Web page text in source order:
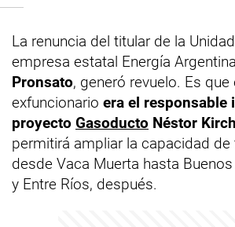
La renuncia del titular de la
empresa estatal Energía
Pronsato, generó revuelo. Es que
exfuncionario era el responsable
proyecto Gasoducto Néstor
permitirá ampliar la capacidad de
desde Vaca Muerta hasta
y Entre Ríos, después.